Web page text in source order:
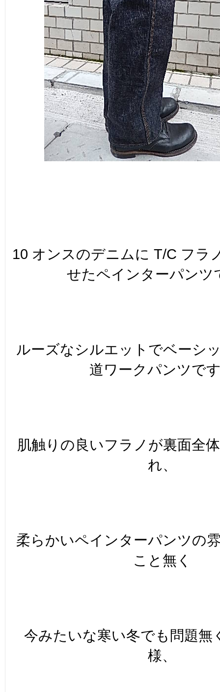
10 オンスのデニムに T/C フラ
せたペインターパンツ
ルーズなシルエットでベーシ
道ワークパンツで
肌触りの良いフラノが裏面全
れ、
柔らかいペインターパンツの
こと無く
今みたいな寒い冬でも問題無
様、